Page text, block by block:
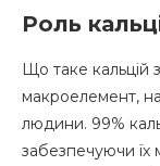
Як
Роль
Що таке кальцій
макроелемент,
людини. 99%
забезпечуючи їх